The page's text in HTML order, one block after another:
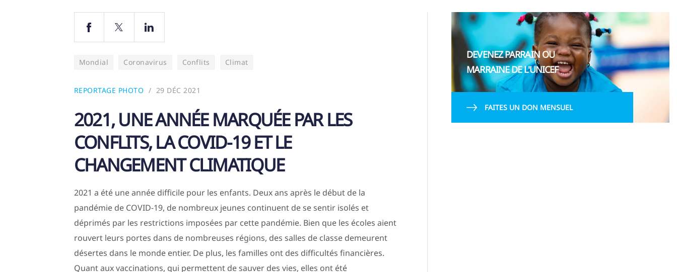
Mondial Coronavirus Conflits Climat
REPORTAGE PHOTO 29 DÉC 2021
2021, UNE ANNÉE MARQUÉE PAR LES
CONFLITS, LA COVID-19 ET LE
CHANGEMENT CLIMATIQUE
2021 a été une année difficile pour les enfants. Deux ans après le début de la
pandémie de COVID-19, de nombreux jeunes continuent de se sentir isolés et
déprimés par les restrictions imposées par cette pandémie. Bien que les écoles aient
rouvert leurs portes dans de nombreuses régions, des salles de classe demeurent
désertes dans le monde entier. De plus, les familles ont des difficultés financières.
Quant aux vaccinations, qui permettent de sauver des vies, elles ont été
DEVENEZ PARRAIN OU
MARRAINE DE L'UNICEF
FAITES UN DON MENSUEL